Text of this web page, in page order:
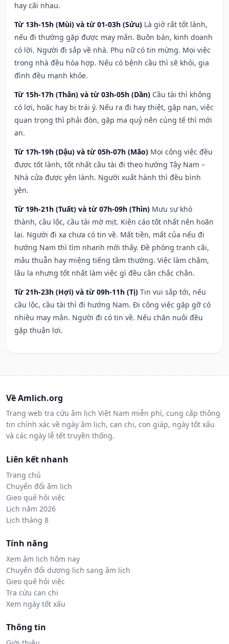
hay cãi nhau.
Từ 13h-15h (Mùi) và từ 01-03h (Sửu) Là giờ rất tốt lành,
nếu đi thường gặp được may mắn. Buôn bán, kinh doanh
có lời. Người đi sắp về nhà. Phụ nữ có tin mừng. Mọi việc
trong nhà đều hòa hợp. Nếu có bệnh cầu thì sẽ khỏi, gia
đình đều mạnh khỏe.
Từ 15h-17h (Thân) và từ 03h-05h (Dần) Cầu tài thì không
có lợi, hoặc hay bị trái ý. Nếu ra đi hay thiệt, gặp nạn, việc
quan trọng thì phải đòn, gặp ma quỷ nên cúng tế thì mới
an.
Từ 17h-19h (Dậu) và từ 05h-07h (Mão) Mọi công việc đều
được tốt lành, tốt nhất cầu tài đi theo hướng Tây Nam –
Nhà cửa được yên lành. Người xuất hành thì đều bình
yên.
Từ 19h-21h (Tuất) và từ 07h-09h (Thìn) Mưu sự khó
thành, cầu lộc, cầu tài mờ mịt. Kiện cáo tốt nhất nên hoãn
lại. Người đi xa chưa có tin về. Mất tiền, mất của nếu đi
hướng Nam thì tìm nhanh mới thấy. Đề phòng tranh cãi,
mâu thuẫn hay miệng tiếng tầm thường. Việc làm chậm,
lâu la nhưng tốt nhất làm việc gì đều cần chắc chắn.
Từ 21h-23h (Hợi) và từ 09h-11h (Tị) Tin vui sắp tới, nếu
cầu lộc, cầu tài thì đi hướng Nam. Đi công việc gặp gỡ có
nhiều may mắn. Người đi có tin về. Nếu chăn nuôi đều
gặp thuận lợi.
Về Amlich.org
Trang web tra cứu âm lịch Việt Nam miễn phí, cung cấp thông
tin chính xác về ngày âm lịch, can chi, con giáp, ngày tốt xấu
và các ngày lễ tết truyền thống.
Liên kết nhanh
Trang chủ
Chuyển đổi âm lịch
Gieo quẻ hỏi việc
Lịch năm 2026
Lịch tháng 8
Tính năng
Xem âm lịch hôm nay
Chuyển đổi dương lịch sang âm lịch
Gieo quẻ hỏi việc
Tra cứu can chi
Xem ngày tốt xấu
Thông tin